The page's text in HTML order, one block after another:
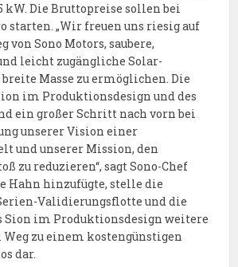
kW. Die Bruttopreise sollen bei
starten. „Wir freuen uns riesig auf
von Sono Motors, saubere,
leicht zugängliche Solar-
Masse zu ermöglichen. Die
im Produktionsdesign und des
ein großer Schritt nach vorn bei
unserer Vision einer
und unserer Mission, den
zu reduzieren“, sagt Sono-Chef
Hahn hinzufügte, stelle die
Validierungsflotte und die
Sion im Produktionsdesign weitere
zu einem kostengünstigen
dar.